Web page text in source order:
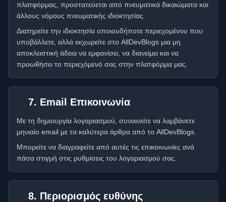
πλατφόρμας, προστατεύεται από πνευματικά δικαιώματα και
άλλους νόμους πνευματικής ιδιοκτησίας.
Διατηρείτε την ιδιοκτησία οποιουδήποτε περιεχομένου που
υποβάλλετε, αλλά εκχωρείτε στο AllDevBlogs μια μη
αποκλειστική άδεια να εμφανίσει, να διανείμει και να
προωθήσει το περιεχόμενό σας στην πλατφόρμα μας.
7. Email Επικοινωνία
Με τη δημιουργία λογαριασμού, συναινείτε να λαμβάνετε
μηνιαίο email με τα καλύτερα άρθρα από το AllDevBlogs.
Μπορείτε να διαγραφείτε από αυτές τις επικοινωνίες ανά
πάσα στιγμή στις ρυθμίσεις του λογαριασμού σας.
8. Περιορισμός ευθύνης